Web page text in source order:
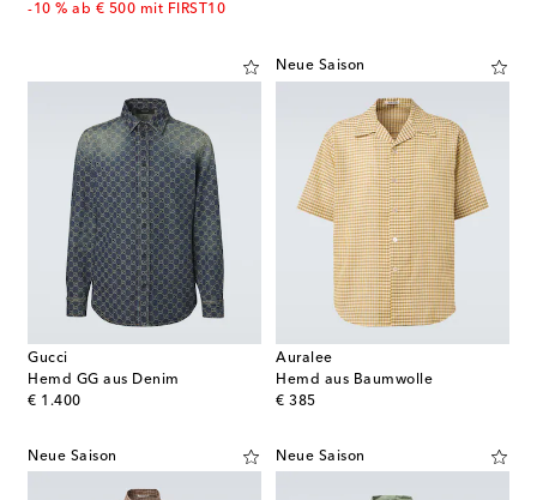
-10 % ab € 500 mit FIRST10
Gucci
Hemd GG aus Denim
€ 1.400
original price
Neue Saison
Auralee
Hemd aus Baumwolle
€ 385
original price
Neue Saison Neue Saison